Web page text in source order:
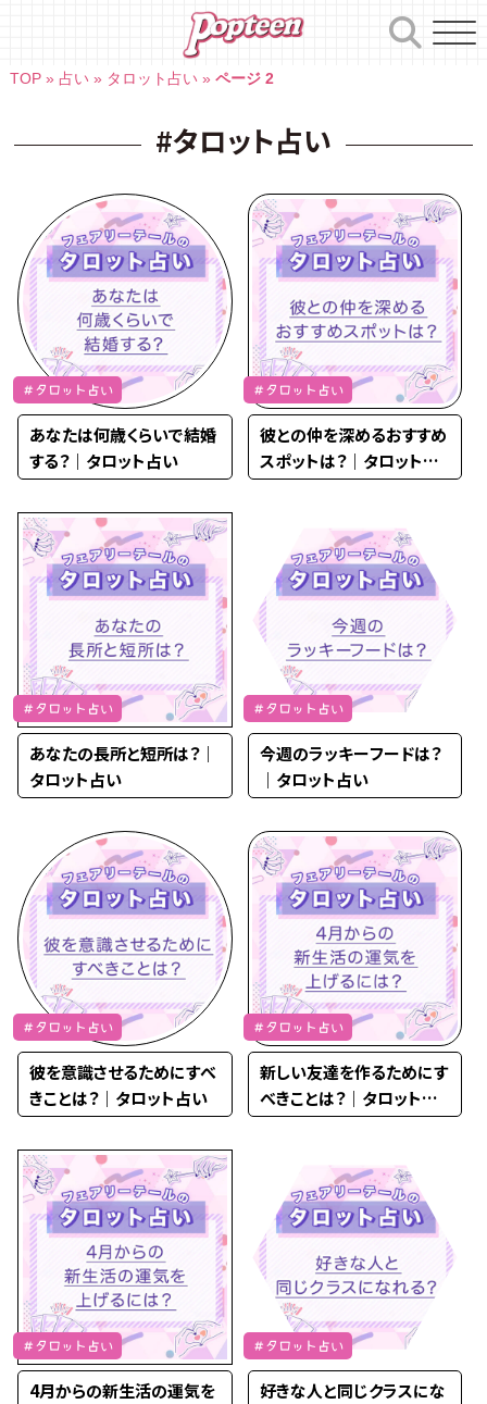
TOP» 占い» タロット占い» ページ 2
#タロット占い
＃タロット占い
あなたは何歳くらいで結婚
する？｜タロット占い
＃タロット占い
彼との仲を深めるおすすめ
スポットは？｜タロット占
い
＃タロット占い
あなたの長所と短所は？｜
タロット占い
＃タロット占い
今週のラッキーフードは？
｜タロット占い
＃タロット占い
彼を意識させるためにすべ
きことは？｜タロット占い
＃タロット占い
新しい友達を作るためにす
べきことは？｜タロット占
い
＃タロット占い
4月からの新生活の運気を
＃タロット占い
好きな人と同じクラスにな